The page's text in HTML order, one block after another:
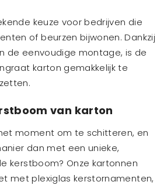
keuze voor bedrijven die
of beurzen bijwonen. Dankzij
de eenvoudige montage, is de
karton gemakkelijk te
van karton
moment om te schitteren, en
dan met een unieke,
kerstboom? Onze kartonnen
met plexiglas kerstornamenten,